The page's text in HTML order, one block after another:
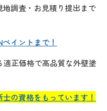
地調査・お見積り提出まで
イントまで！
正価格で高品質な外壁塗
の資格をもっています！